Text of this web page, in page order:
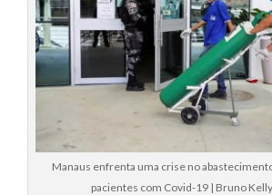
Manaus enfrenta uma crise no
pacientes com Covid-19 | Bruno